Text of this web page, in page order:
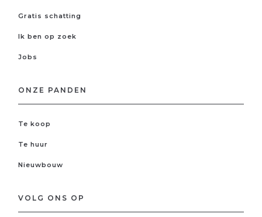
Gratis schatting
Ik ben op zoek
Jobs
ONZE PANDEN
Te koop
Te huur
Nieuwbouw
VOLG ONS OP